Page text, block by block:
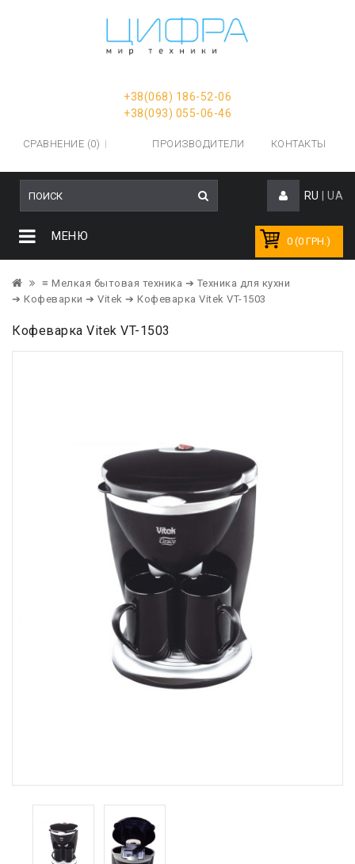
+38(068) 186-52-06
+38(093) 055-06-46
СРАВНЕНИЕ (0) ПРОИЗВОДИТЕЛИ КОНТАКТЫ
RU UA
0 (0 ГРН.)
МЕНЮ
≡ Мелкая бытовая техника ➔ Техника для кухни
➔ Кофеварки ➔ Vitek ➔ Кофеварка Vitek VT-1503
Кофеварка Vitek VT-1503